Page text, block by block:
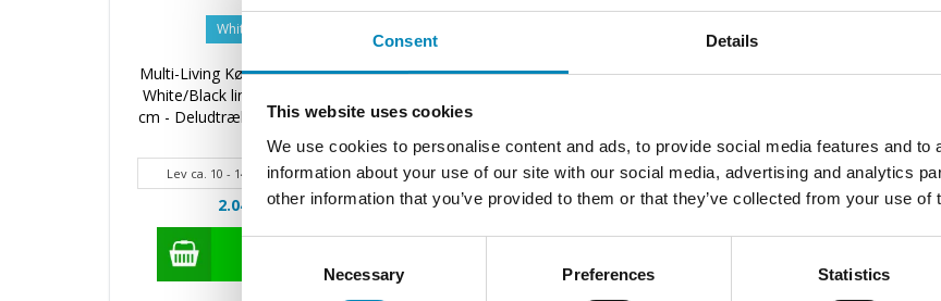
Consent Details
This website uses cookies
We use cookies to personalise content and ads, to provide social media features and to
information about your use of our site with our social media, advertising and analytics
other information that you’ve provided to them or that they’ve collected from your use of
Necessary Preferences Statistics
White/Black line
Multi-Living Køkken skuffekassette i
White/Black line H: 32,0 cm D: 60,0
cm - Deludtræk/softluk - Bredde: 80
cm
Lev ca. 10 - 14 hverdage hverdage
2.043,36 DKK
Multi-Living Køkken skuffekassette i
cm - Deludtræk/softluk - Bredde: 80
cm
Lev ca. 10 - 14 hverdage
2.043,36 DKK
Multi-Living Køkken
2.386,40 DKK